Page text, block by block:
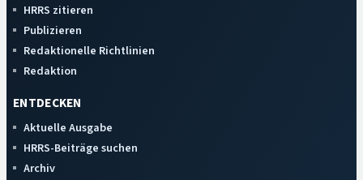
HRRS zitieren
Publizieren
Redaktionelle Richtlinien
Redaktion
ENTDECKEN
Aktuelle Ausgabe
HRRS-Beiträge suchen
Archiv